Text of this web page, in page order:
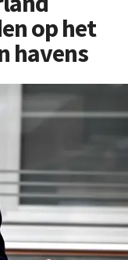
op het
havens